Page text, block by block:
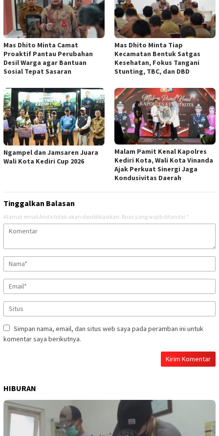
Mas Dhito Minta Camat
Proaktif Pantau Perubahan
Desil Warga agar Bantuan
Sosial Tepat Sasaran
Mas Dhito Minta Tiap
Kecamatan Bentuk Satgas
Kesehatan, Fokus Tangani
Stunting, TBC, dan DBD
Ngampel dan Jamsaren Juara
Wali Kota Kediri Cup 2026
Malam Pamit Kenal Kapolres
Kediri Kota, Wali Kota Vinanda
Ajak Perkuat Sinergi Jaga
Kondusivitas Daerah
Tinggalkan Balasan
Alamat email Anda tidak akan dipublikasikan. Ruas yang wajib ditandai *
Simpan nama, email, dan situs web saya pada peramban ini untuk
komentar saya berikutnya.
HIBURAN